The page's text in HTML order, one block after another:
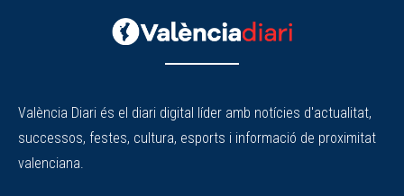
València Diari és el diari digital líder amb notícies d'actualitat,
successos, festes, cultura, esports i informació de proximitat
valenciana.